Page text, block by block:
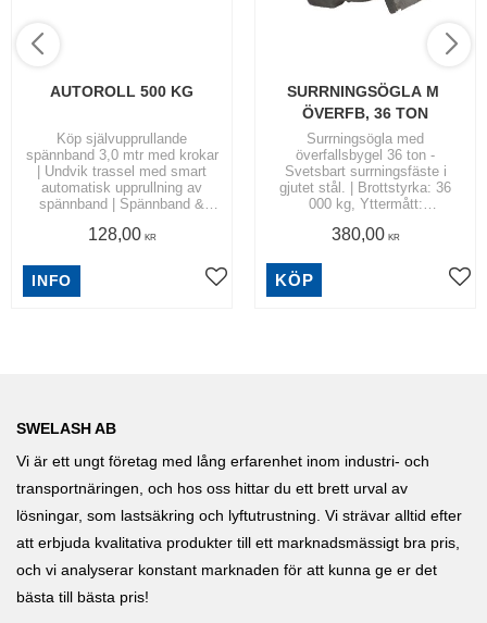
AUTOROLL 500 KG
Köp självupprullande
spännband 3,0 mtr med krokar
| Undvik trassel med smart
automatisk upprullning av
spännband | Spännband &
128,00 KR
INFO
SURRNINGSÖGLA M
ÖVERFB, 36 TON
Surrningsögla med
överfallsbygel 36 ton -
Svetsbart surrningsfäste i
gjutet stål. | Brottstyrka: 36
000 kg, Yttermått:
25mm
380,00 KR
KÖP
SWELASH AB
Vi är ett ungt företag med lång erfarenhet inom industri- och
transportnäringen, och hos oss hittar du ett brett urval av
lösningar, som lastsäkring och lyftutrustning. Vi strävar alltid efter
att erbjuda kvalitativa produkter till ett marknadsmässigt bra pris,
och vi analyserar konstant marknaden för att kunna ge er det
bästa till bästa pris!